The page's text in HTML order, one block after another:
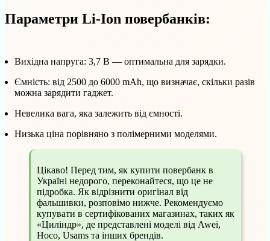
Параметри Li-Ion повербанків:
Вихідна напруга: 3,7 В — оптимальна для зарядки.
Ємність: від 2500 до 6000 mAh, що визначає, скільки разів
можна зарядити гаджет.
Невелика вага, яка залежить від ємності.
Низька ціна порівняно з полімерними моделями.
Цікаво! Перед тим, як купити повербанк в
Україні недорого, переконайтеся, що це не
підробка. Як відрізнити оригінал від
фальшивки, розповімо нижче. Рекомендуємо
купувати в сертифікованих магазинах, таких як
«Циліндр», де представлені моделі від Awei,
Hoco, Usams та інших брендів.